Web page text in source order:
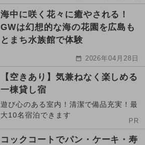
海中に咲く花々に癒やされる！
GWは幻想的な海の花園を広島も
とまち水族館で体験
2026年04月28日
【空きあり】気兼ねなく楽しめる
一棟貸し宿
遊び心のある室内！清潔で備品充実！最
大10名宿泊できます
PR
コックコートでパン・ケーキ・寿